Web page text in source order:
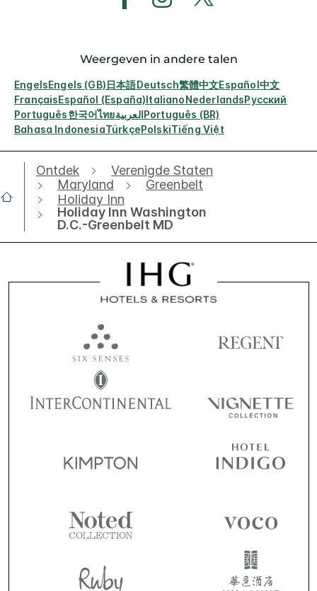
Weergeven in andere talen
EngelsEngels (GB) 日本語Deutsch繁體中文Español 中文
FrançaisEspañol (España) Italiano NederlandsРусский
Português한국어ไทยالعربية Português (BR)
Bahasa IndonesiaTürkçePolskiTiếng Việt
Ontdek
Verenigde Staten
Maryland
Greenbelt
Holiday Inn
Holiday Inn Washington
D.C.-Greenbelt MD